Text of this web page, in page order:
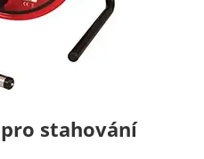
stahování